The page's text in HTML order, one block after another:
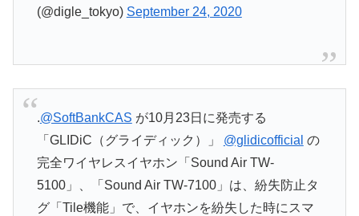
(@digle_tokyo) September 24, 2020
.@SoftBankCAS が10月23日に発売する
「GLIDiC（グライディック）」 @glidicofficial の
完全ワイヤレスイヤホン「Sound Air TW-
5100」、「Sound Air TW-7100」は、紛失防止タ
グ「Tile機能」で、イヤホンを紛失した時にスマ